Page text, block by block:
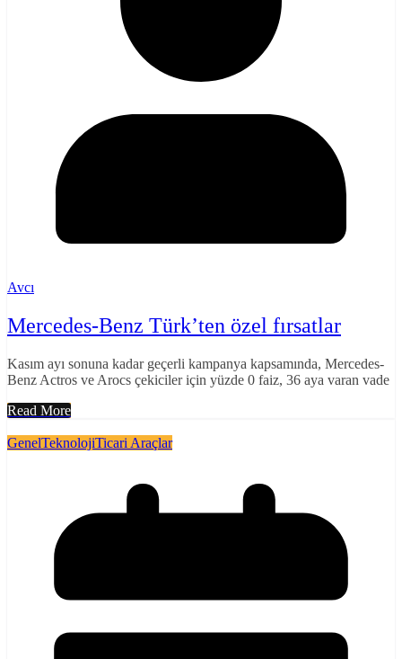
Avcı
Mercedes-Benz Türk’ten özel fırsatlar
Kasım ayı sonuna kadar geçerli kampanya kapsamında, Mercedes-
Benz Actros ve Arocs çekiciler için yüzde 0 faiz, 36 aya varan vade
Read More
GenelTeknolojiTicari Araçlar